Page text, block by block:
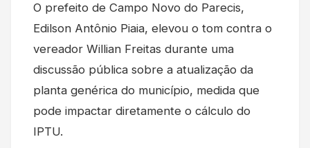
O prefeito de Campo Novo do Parecis,
Edilson Antônio Piaia, elevou o tom contra o
vereador Willian Freitas durante uma
discussão pública sobre a atualização da
planta genérica do município, medida que
pode impactar diretamente o cálculo do
IPTU.